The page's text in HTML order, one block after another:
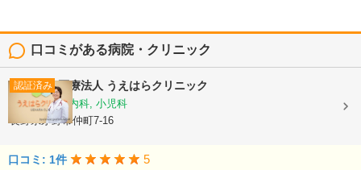
口コミがある病院・クリニック
認証済み 医療法人 うえはらクリニック
内科, 消化器内科, 小児科
長野県茅野市仲町7-16
口コミ: 1件 5